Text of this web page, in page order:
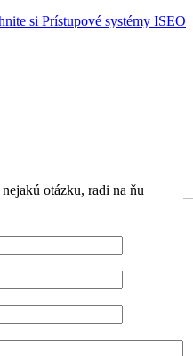
si Prístupové systémy ISEO
otázku, radi na ňu